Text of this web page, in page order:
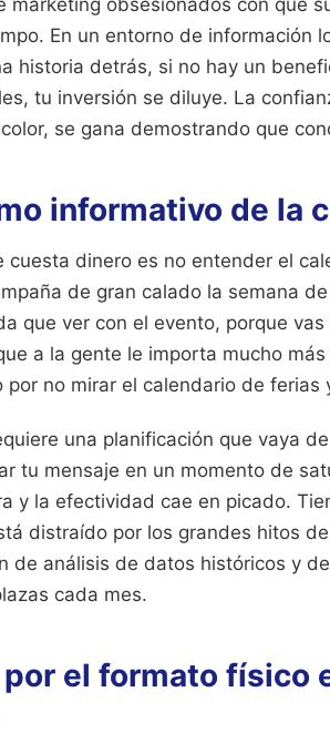
En un entorno de información
historia detrás, si no hay un
tu inversión se diluye. La
se gana demostrando que
informativo de la
cuesta dinero es no entender el
de gran calado la semana
que ver con el evento, porque
a la gente le importa mucho
no mirar el calendario de ferias
una planificación que vaya
tu mensaje en un momento de
y la efectividad cae en picado.
distraído por los grandes hitos
de análisis de datos históricos y
cada mes.
el formato físico